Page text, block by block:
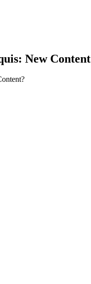
New Content